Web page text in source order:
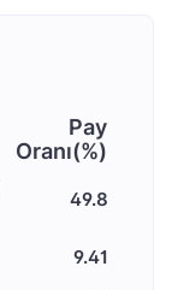
Pay
Oranı(%)
49.8
9.41